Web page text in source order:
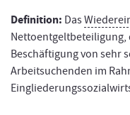
Definition: Das
Nettoentgeltbeteiligung,
Beschäftigung von sehr
Arbeitsuchenden im